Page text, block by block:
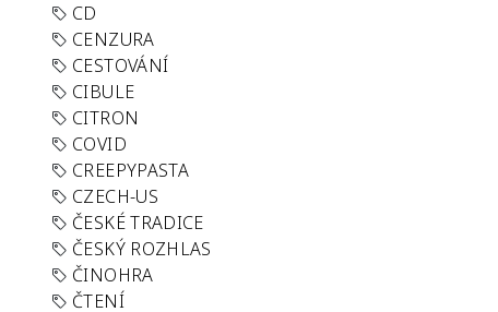
CD
CENZURA
CESTOVÁNÍ
CIBULE
CITRON
COVID
CREEPYPASTA
CZECH-US
ČESKÉ TRADICE
ČESKÝ ROZHLAS
ČINOHRA
ČTENÍ